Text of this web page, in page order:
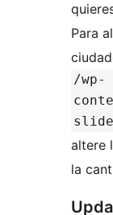
Para
/wp-
altere
la